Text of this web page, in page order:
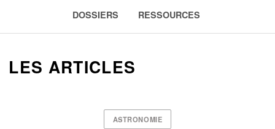
DOSSIERS RESSOURCES
LES ARTICLES
ASTRONOMIE